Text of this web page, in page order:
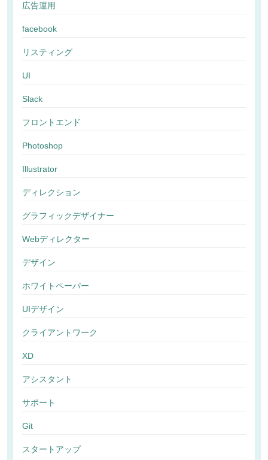
広告運用
facebook
リスティング
UI
Slack
フロントエンド
Photoshop
Illustrator
ディレクション
グラフィックデザイナー
Webディレクター
デザイン
ホワイトペーパー
UIデザイン
クライアントワーク
XD
アシスタント
サポート
Git
スタートアップ